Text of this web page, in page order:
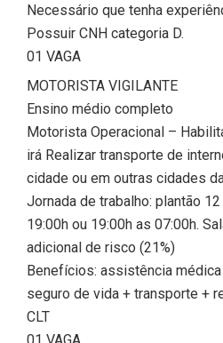
Necessário que tenha
Possuir CNH categoria D.
01 VAGA
MOTORISTA VIGILANTE
Ensino médio completo
Motorista Operacional –
irá Realizar transporte de
cidade ou em outras cidades
Jornada de trabalho: plantão
19:00h ou 19:00h as 07:00h.
adicional de risco (21%)
Benefícios: assistência
seguro de vida + transporte +
CLT